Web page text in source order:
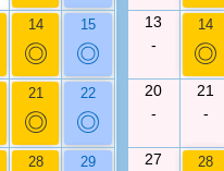
14
◎
15
◎
21
◎
22
◎
28 29
13
-
14
◎
20
-
21
-
27
28